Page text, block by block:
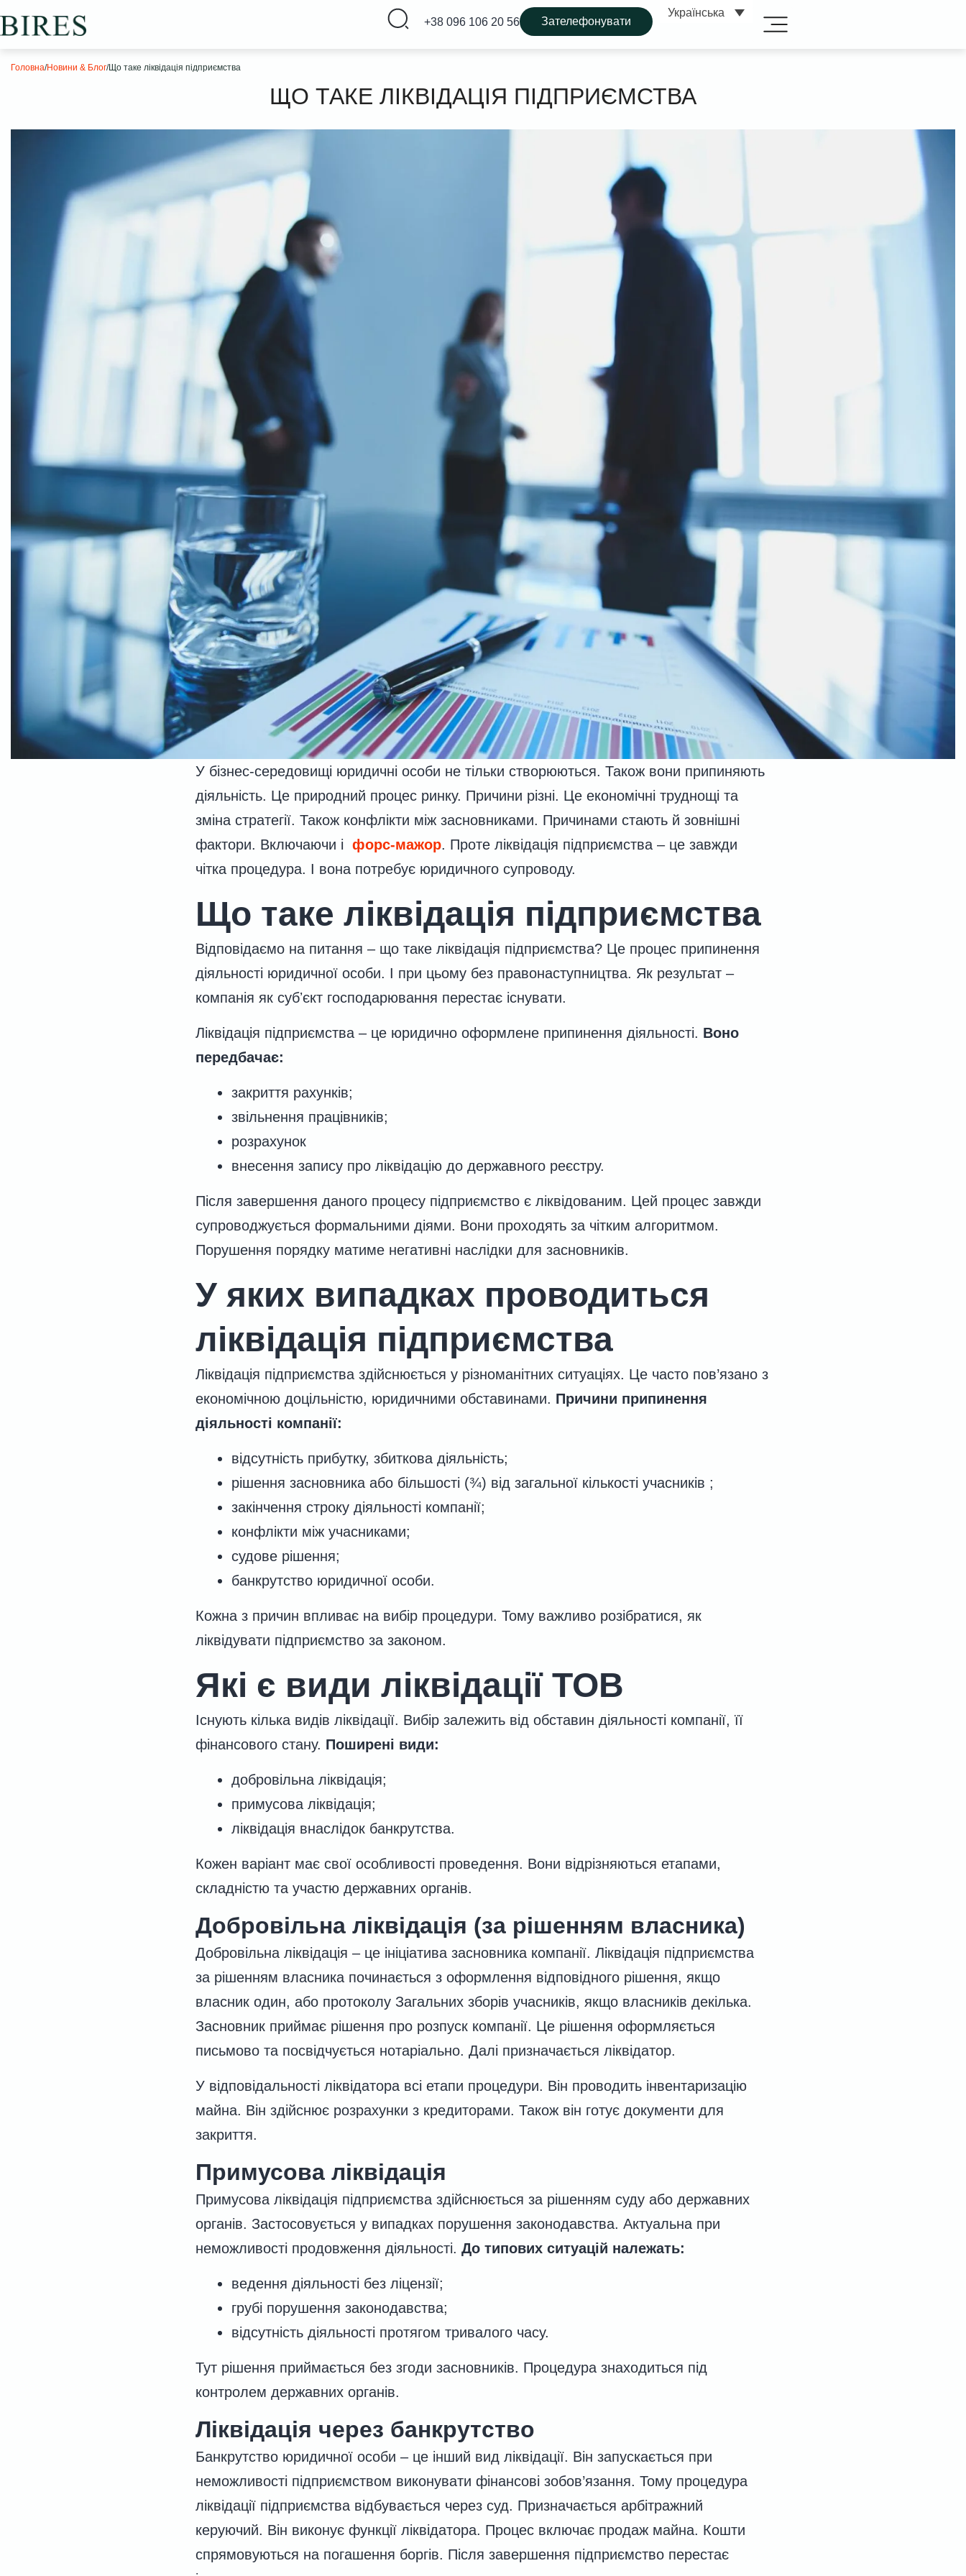
+38 096 106 20 56 Зателефонувати
Українська
Головна/Новини & Блог/Що таке ліквідація підприємства
ЩО ТАКЕ ЛІКВІДАЦІЯ ПІДПРИЄМСТВА
У бізнес-середовищі юридичні особи не тільки створюються. Також вони припиняють
діяльність. Це природний процес ринку. Причини різні. Це економічні труднощі та
зміна стратегії. Також конфлікти між засновниками. Причинами стають й зовнішні
фактори. Включаючи і форс-мажор. Проте ліквідація підприємства – це завжди
чітка процедура. І вона потребує юридичного супроводу.
Що таке ліквідація підприємства
Відповідаємо на питання – що таке ліквідація підприємства? Це процес припинення
діяльності юридичної особи. І при цьому без правонаступництва. Як результат –
компанія як субʼєкт господарювання перестає існувати.
Ліквідація підприємства – це юридично оформлене припинення діяльності. Воно
передбачає:
закриття рахунків;
звільнення працівників;
розрахунок
внесення запису про ліквідацію до державного реєстру.
Після завершення даного процесу підприємство є ліквідованим. Цей процес завжди
супроводжується формальними діями. Вони проходять за чітким алгоритмом.
Порушення порядку матиме негативні наслідки для засновників.
У яких випадках проводиться
ліквідація підприємства
Ліквідація підприємства здійснюється у різноманітних ситуаціях. Це часто пов’язано з
економічною доцільністю, юридичними обставинами. Причини припинення
діяльності компанії:
відсутність прибутку, збиткова діяльність;
рішення засновника або більшості (¾) від загальної кількості учасників ;
закінчення строку діяльності компанії;
конфлікти між учасниками;
судове рішення;
банкрутство юридичної особи.
Кожна з причин впливає на вибір процедури. Тому важливо розібратися, як
ліквідувати підприємство за законом.
Які є види ліквідації ТОВ
Існують кілька видів ліквідації. Вибір залежить від обставин діяльності компанії, її
фінансового стану. Поширені види:
добровільна ліквідація;
примусова ліквідація;
ліквідація внаслідок банкрутства.
Кожен варіант має свої особливості проведення. Вони відрізняються етапами,
складністю та участю державних органів.
Добровільна ліквідація (за рішенням власника)
Добровільна ліквідація – це ініціатива засновника компанії. Ліквідація підприємства
за рішенням власника починається з оформлення відповідного рішення, якщо
власник один, або протоколу Загальних зборів учасників, якщо власників декілька.
Засновник приймає рішення про розпуск компанії. Це рішення оформляється
письмово та посвідчується нотаріально. Далі призначається ліквідатор.
У відповідальності ліквідатора всі етапи процедури. Він проводить інвентаризацію
майна. Він здійснює розрахунки з кредиторами. Також він готує документи для
закриття.
Примусова ліквідація
Примусова ліквідація підприємства здійснюється за рішенням суду або державних
органів. Застосовується у випадках порушення законодавства. Актуальна при
неможливості продовження діяльності. До типових ситуацій належать:
ведення діяльності без ліцензії;
грубі порушення законодавства;
відсутність діяльності протягом тривалого часу.
Тут рішення приймається без згоди засновників. Процедура знаходиться під
контролем державних органів.
Ліквідація через банкрутство
Банкрутство юридичної особи – це інший вид ліквідації. Він запускається при
неможливості підприємством виконувати фінансові зобов’язання. Тому процедура
ліквідації підприємства відбувається через суд. Призначається арбітражний
керуючий. Він виконує функції ліквідатора. Процес включає продаж майна. Кошти
спрямовуються на погашення боргів. Після завершення підприємство перестає